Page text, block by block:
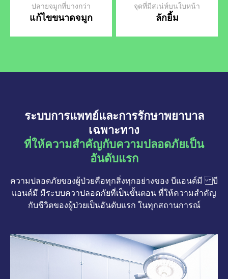
ปลายจมูกที่บางกว่า
แก้ไขขนาดจมูก
จุดที่มีสเน่ห์บนใบหน้า
ลักยิ้ม
ระบบการแพทย์และการรักษาพยาบาล
เฉพาะทาง
ที่ให้ความสำคัญกับความปลอดภัยเป็น
อันดับแรก
ความปลอดภัยของผู้ป่วยคือทุกสิ่งทุกอย่างของ บีแอนด์มี บี
แอนด์มี มีระบบควาปลอดภัยที่เป็นขั้นตอน ที่ให้ความสำคัญ
กับชีวิตของผู้ป่วยเป็นอันดับแรก ในทุกสถานการณ์